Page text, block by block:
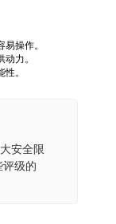
操作。
力。
。
安全限
级的